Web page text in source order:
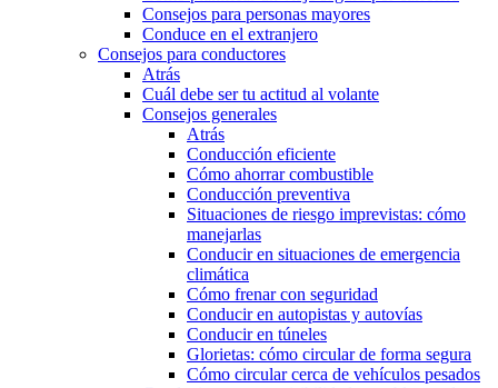
Consejos para personas mayores
Conduce en el extranjero
Consejos para conductores
Atrás
Cuál debe ser tu actitud al volante
Consejos generales
Atrás
Conducción eficiente
Cómo ahorrar combustible
Conducción preventiva
Situaciones de riesgo imprevistas: cómo
manejarlas
Conducir en situaciones de emergencia
climática
Cómo frenar con seguridad
Conducir en autopistas y autovías
Conducir en túneles
Glorietas: cómo circular de forma segura
Cómo circular cerca de vehículos pesados